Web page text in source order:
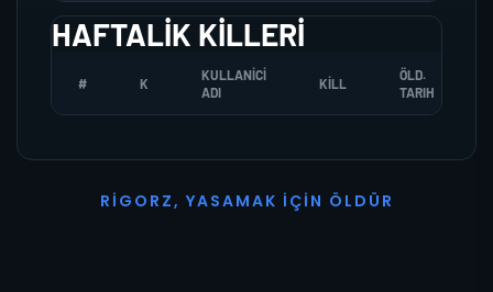
HAFTALIK KILLERI
# K
KULLANICI
ADI
KILL
ÖLD.
TARIH
R I G O R Z, YASAMAK İ ÇI N Ö L D Ü R